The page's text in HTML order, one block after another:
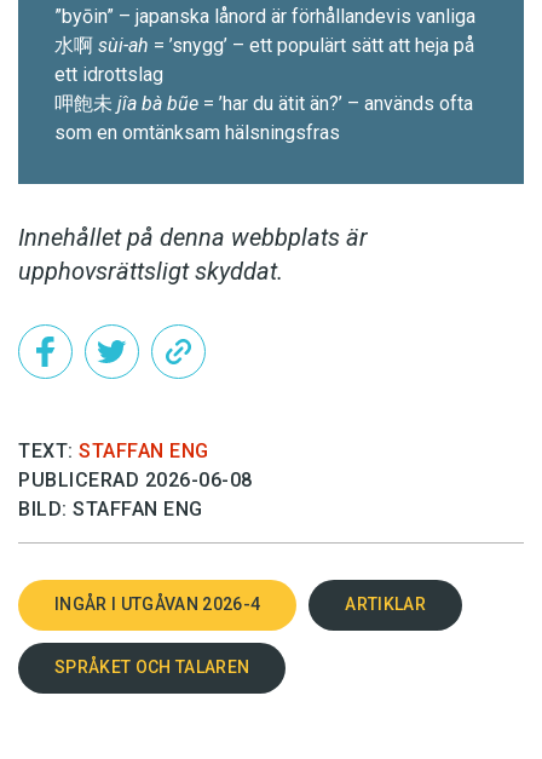
”byōin” – japanska lånord är för­hållandevis vanliga
水啊 sùi-ah = ’snygg’ – ett populärt sätt att heja på
ett idrottslag
呷飽未 jîa bà bũe = ’har du ätit än?’ – används ofta
som en omtänksam hälsningsfras
Innehållet på denna webbplats är
upphovsrättsligt skyddat.
TEXT: STAFFAN ENG
PUBLICERAD 2026-06-08
BILD: STAFFAN ENG
INGÅR I UTGÅVAN 2026-4 ARTIKLAR
SPRÅKET OCH TALAREN